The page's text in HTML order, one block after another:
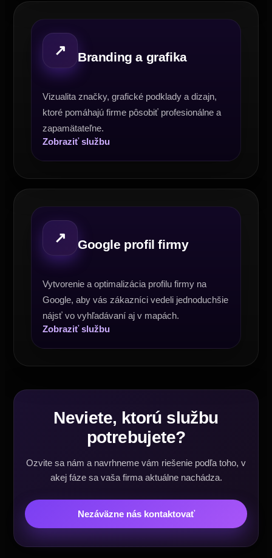
↗ Branding a grafika
Vizualita značky, grafické podklady a dizajn,
ktoré pomáhajú firme pôsobiť profesionálne a
zapamätateľne.
Zobraziť službu
↗ Google profil firmy
Vytvorenie a optimalizácia profilu firmy na
Google, aby vás zákazníci vedeli jednoduchšie
nájsť vo vyhľadávaní aj v mapách.
Zobraziť službu
Neviete, ktorú službu
potrebujete?
Ozvite sa nám a navrhneme vám riešenie podľa toho, v
akej fáze sa vaša firma aktuálne nachádza.
Nezáväzne nás kontaktovať